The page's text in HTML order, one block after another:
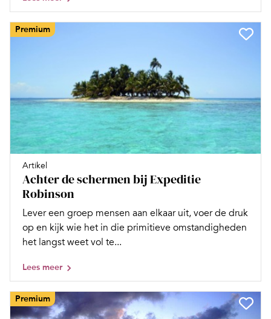
Premium
Artikel
Achter de schermen bij Expeditie
Robinson
Lever een groep mensen aan elkaar uit, voer de druk
op en kijk wie het in die primitieve omstandigheden
het langst weet vol te...
Lees meer
Premium